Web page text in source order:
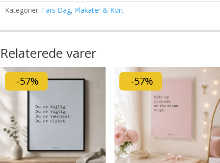
Kategorier: Fars Dag, Plakater & Kort
Relaterede varer
-57% -57%